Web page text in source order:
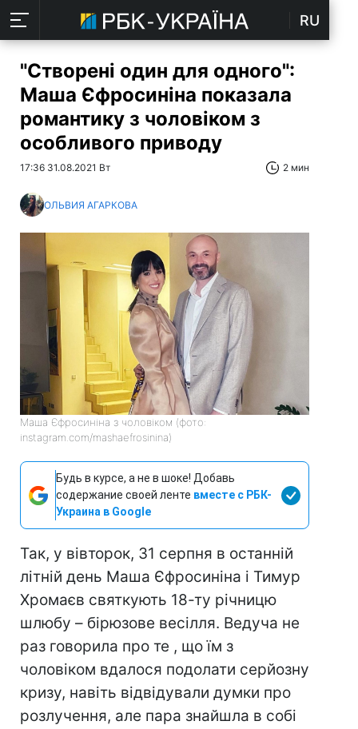
RU
"Створені один для одного":
Маша Єфросиніна показала
романтику з чоловіком з
особливого приводу
17:36 31.08.2021 Вт 2 мин
ОЛЬВИЯ АГАРКОВА
Маша Єфросиніна з чоловіком (фото:
instagram.com/mashaefrosinina)
Будь в курсе, а не в шоке! Добавь
содержание своей ленте вместе с РБК-
Украина в Google
Так, у вівторок, 31 серпня в останній
літній день Маша Єфросиніна і Тимур
Хромаєв святкують 18-ту річницю
шлюбу – бірюзове весілля. Ведуча не
раз говорила про те , що їм з
чоловіком вдалося подолати серйозну
кризу, навіть відвідували думки про
розлучення, але пара знайшла в собі